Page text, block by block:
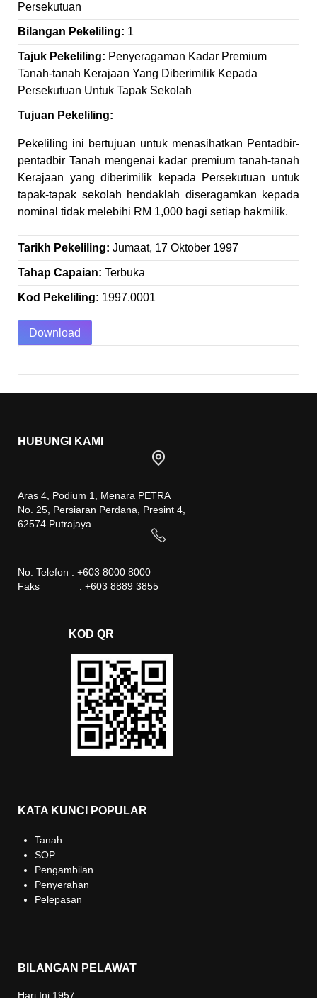
Persekutuan
Bilangan Pekeliling: 1
Tajuk Pekeliling: Penyeragaman Kadar Premium
Tanah-tanah Kerajaan Yang Diberimilik Kepada
Persekutuan Untuk Tapak Sekolah
Tujuan Pekeliling:
Pekeliling ini bertujuan untuk menasihatkan Pentadbir-
pentadbir Tanah mengenai kadar premium tanah-tanah
Kerajaan yang diberimilik kepada Persekutuan untuk
tapak-tapak sekolah hendaklah diseragamkan kepada
nominal tidak melebihi RM 1,000 bagi setiap hakmilik.
Tarikh Pekeliling: Jumaat, 17 Oktober 1997
Tahap Capaian: Terbuka
Kod Pekeliling: 1997.0001
Download
HUBUNGI KAMI
Aras 4, Podium 1, Menara PETRA
No. 25, Persiaran Perdana, Presint 4,
62574 Putrajaya
No. Telefon : +603 8000 8000
Faks : +603 8889 3855
KOD QR
KATA KUNCI POPULAR
Tanah
SOP
Pengambilan
Penyerahan
Pelepasan
BILANGAN PELAWAT
Hari Ini 1957